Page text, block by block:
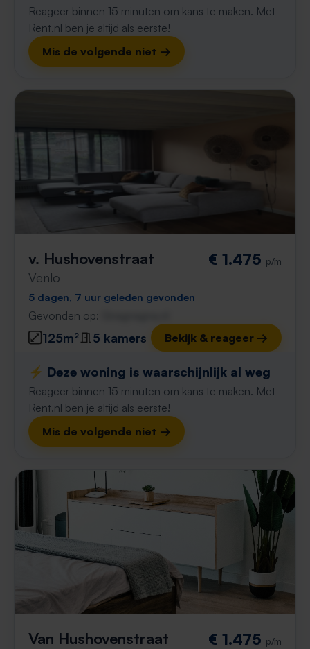
Reageer binnen 15 minuten om kans te maken. Met
Rent.nl ben je altijd als eerste!
Mis de volgende niet →
v. Hushovenstraat
Venlo
€ 1.475 p/m
5 dagen, 7 uur geleden gevonden
Gevonden op:
125m² 5 kamers Bekijk & reageer →
⚡️ Deze woning is waarschijnlijk al weg
Reageer binnen 15 minuten om kans te maken. Met
Rent.nl ben je altijd als eerste!
Mis de volgende niet →
Van Hushovenstraat € 1.475 p/m